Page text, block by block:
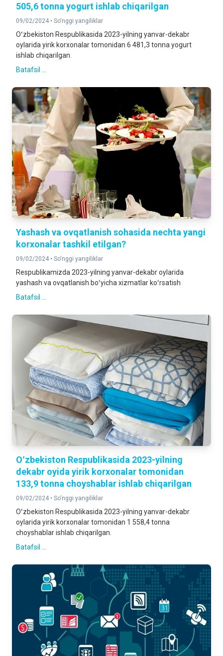
505,6 tonna yogurt ishlab chiqarilgan
09/02/2024 • So'nggi yangiliklar
Oʻzbekiston Respublikasida 2023-yilning yanvar-dekabr
oylarida yirik korxonalar tomonidan 6 481,3 tonna yogurt
ishlab chiqarilgan.
Batafsil ...
Yashash va ovqatlanish sohasida nechta yangi
korxonalar tashkil etilgan?
09/02/2024 • So'nggi yangiliklar
Respublikamizda 2023-yilning yanvar-dekabr oylarida
yashash va ovqatlanish boʻyicha xizmatlar koʻrsatish
Batafsil ...
Oʻzbekiston Respublikasida 2023-yilning
dekabr oyida yirik korxonalar tomonidan
133,9 tonna choyshablar ishlab chiqarilgan
09/02/2024 • So'nggi yangiliklar
Oʻzbekiston Respublikasida 2023-yilning yanvar-dekabr
oylarida yirik korxonalar tomonidan 1 558,4 tonna
choyshablar ishlab chiqarilgan.
Batafsil ...